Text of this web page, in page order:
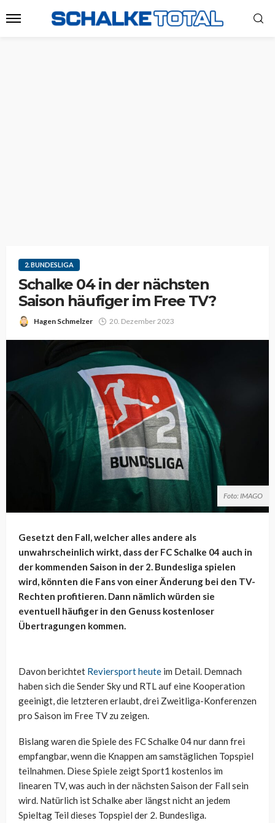
2. BUNDESLIGA
Schalke 04 in der nächsten
Saison häufiger im Free TV?
Hagen Schmelzer 20. Dezember 2023
Foto: IMAGO
Gesetzt den Fall, welcher alles andere als
unwahrscheinlich wirkt, dass der FC Schalke 04 auch in
der kommenden Saison in der 2. Bundesliga spielen
wird, könnten die Fans von einer Änderung bei den TV-
Rechten profitieren. Dann nämlich würden sie
eventuell häufiger in den Genuss kostenloser
Übertragungen kommen.
Davon berichtet Reviersport heute im Detail. Demnach
haben sich die Sender Sky und RTL auf eine Kooperation
geeinigt, die letzteren erlaubt, drei Zweitliga-Konferenzen
pro Saison im Free TV zu zeigen.
Bislang waren die Spiele des FC Schalke 04 nur dann frei
empfangbar, wenn die Knappen am samstäglichen Topspiel
teilnahmen. Diese Spiele zeigt Sport1 kostenlos im
linearen TV, was auch in der nächsten Saison der Fall sein
wird. Natürlich ist Schalke aber längst nicht an jedem
Spieltag Teil dieses Topspiel der 2. Bundesliga.